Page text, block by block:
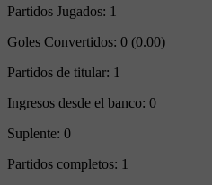
Partidos Jugados: 1
Goles Convertidos: 0 (0.00)
Partidos de titular: 1
Ingresos desde el banco: 0
Suplente: 0
Partidos completos: 1